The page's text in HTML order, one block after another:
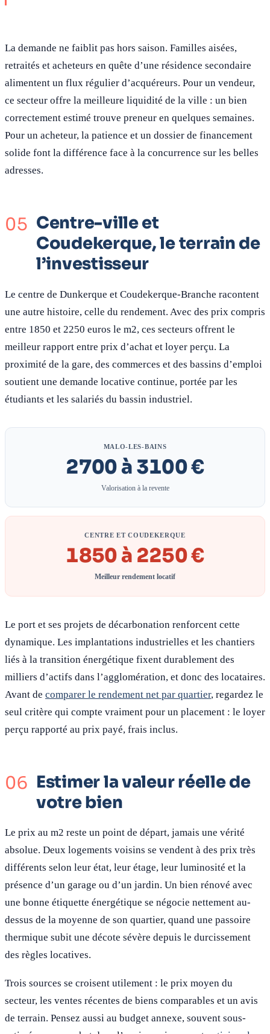
La demande ne faiblit pas hors saison. Familles aisées,
retraités et acheteurs en quête d’une résidence secondaire
alimentent un flux régulier d’acquéreurs. Pour un vendeur,
ce secteur offre la meilleure liquidité de la ville : un bien
correctement estimé trouve preneur en quelques semaines.
Pour un acheteur, la patience et un dossier de financement
solide font la différence face à la concurrence sur les belles
adresses.
Centre-ville et
Coudekerque, le terrain de
l’investisseur
Le centre de Dunkerque et Coudekerque-Branche racontent
une autre histoire, celle du rendement. Avec des prix compris
entre 1850 et 2250 euros le m2, ces secteurs offrent le
meilleur rapport entre prix d’achat et loyer perçu. La
proximité de la gare, des commerces et des bassins d’emploi
soutient une demande locative continue, portée par les
étudiants et les salariés du bassin industriel.
MALO-LES-BAINS
2700 à 3100 €
Valorisation à la revente
CENTRE ET COUDEKERQUE
1850 à 2250 €
Meilleur rendement locatif
Le port et ses projets de décarbonation renforcent cette
dynamique. Les implantations industrielles et les chantiers
liés à la transition énergétique fixent durablement des
milliers d’actifs dans l’agglomération, et donc des locataires.
Avant de comparer le rendement net par quartier, regardez le
seul critère qui compte vraiment pour un placement : le loyer
perçu rapporté au prix payé, frais inclus.
Estimer la valeur réelle de
votre bien
Le prix au m2 reste un point de départ, jamais une vérité
absolue. Deux logements voisins se vendent à des prix très
différents selon leur état, leur étage, leur luminosité et la
présence d’un garage ou d’un jardin. Un bien rénové avec
une bonne étiquette énergétique se négocie nettement au-
dessus de la moyenne de son quartier, quand une passoire
thermique subit une décote sévère depuis le durcissement
des règles locatives.
Trois sources se croisent utilement : le prix moyen du
secteur, les ventes récentes de biens comparables et un avis
de terrain. Pensez aussi au budget annexe, souvent sous-